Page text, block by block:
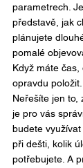
parametrech.
představě, jak
plánujete
pomalé
Když máte
opravdu položit.
Neřešíte jen to,
je pro vás
budete
při dešti, kolik
potřebujete. A